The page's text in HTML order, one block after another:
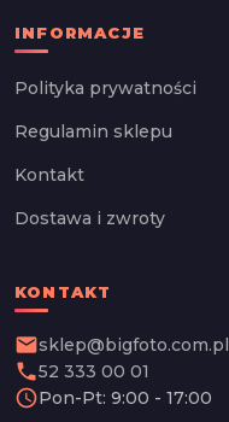
INFORMACJE
Polityka prywatności
Regulamin sklepu
Kontakt
Dostawa i zwroty
KONTAKT
emailsklep@bigfoto.com.pl
phone52 333 00 01
schedulePon-Pt: 9:00 - 17:00